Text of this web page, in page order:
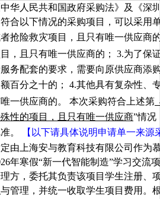
华人民共和国政府采购法》及《深
合以下情况的采购项目，可以采用
抢险救灾项目，且只有唯一供应商
，且只有唯一供应商的；
3.为了保
务配套的要求，需要向原供应商添
百分之十的；
4.其他具有复杂性、
一供应商的。
本次采购符合上述第
性的项目，且只有唯一供应商”情况
。
【以下请具体说明申请单一来源
由上海安与教育科技有限公司作为
年寒假“新一代智能制造”学习交流
方，委托其负责该项目学生注册、
管理，并统一收取学生项目费用。